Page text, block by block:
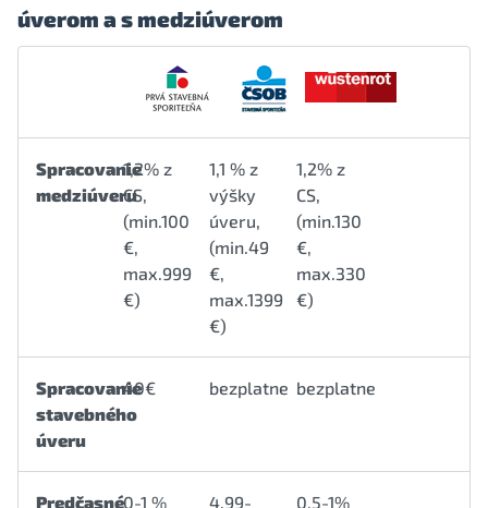
úverom a s medziúverom
Spracovanie
medziúveru
1,2% z
CS,
(min.100
€,
max.999
€)
1,1 % z
výšky
úveru,
(min.49
€,
max.1399
€)
1,2% z
CS,
(min.130
€,
max.330
€)
Spracovanie
stavebného
úveru
40€ bezplatne bezplatne
Predčasné0-1 % 4,99- 0,5-1%